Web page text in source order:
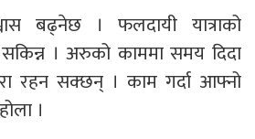
बढ्नेछ । फलदायी यात्राको
सकिन्न । अरुको काममा समय दिदा
रहन सक्छन् । काम गर्दा आफ्नो
।